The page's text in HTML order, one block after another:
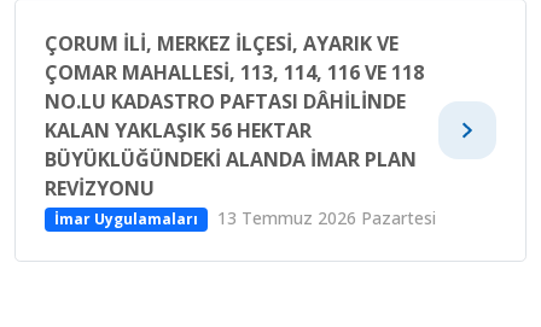
ÇORUM İLI, MERKEZ İLÇESI, AYARIK VE
ÇOMAR MAHALLESI, 113, 114, 116 VE 118
NO.LU KADASTRO PAFTASI DÂHILINDE
KALAN YAKLAŞIK 56 HEKTAR
BÜYÜKLÜĞÜNDEKI ALANDA IMAR PLAN
REVIZYONU
İmar Uygulamaları 13 Temmuz 2026 Pazartesi